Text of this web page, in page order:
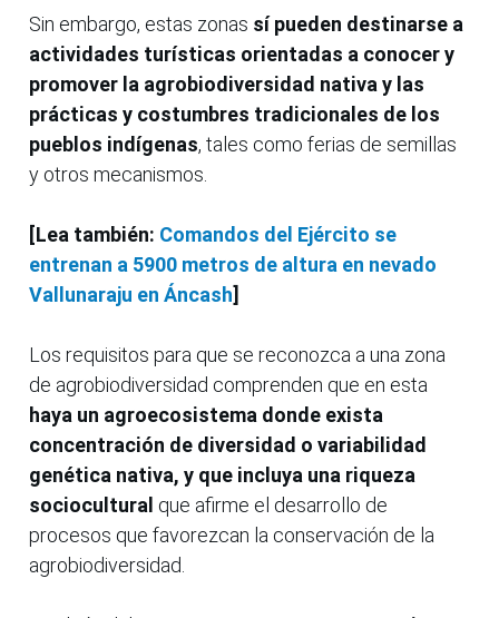
Sin embargo, estas zonas sí pueden destinarse a
actividades turísticas orientadas a conocer y
promover la agrobiodiversidad nativa y las
prácticas y costumbres tradicionales de los
pueblos indígenas, tales como ferias de semillas
y otros mecanismos.
[Lea también: Comandos del Ejército se
entrenan a 5900 metros de altura en nevado
Vallunaraju en Áncash]
Los requisitos para que se reconozca a una zona
de agrobiodiversidad comprenden que en esta
haya un agroecosistema donde exista
concentración de diversidad o variabilidad
genética nativa, y que incluya una riqueza
sociocultural que afirme el desarrollo de
procesos que favorezcan la conservación de la
agrobiodiversidad.